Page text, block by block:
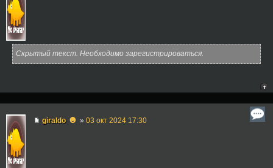
Скрытый текст. Необходимо зарегистрироваться.
giraldo ☻ » 03 окт 2024 17:30